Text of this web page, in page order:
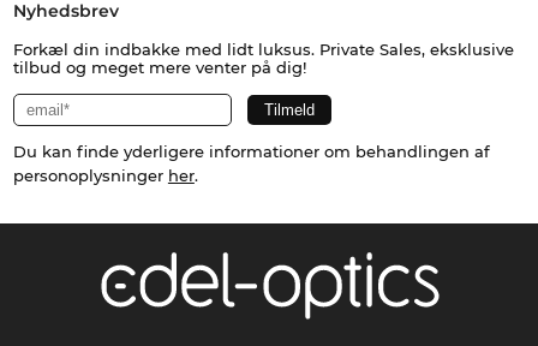
Nyhedsbrev
Forkæl din indbakke med lidt luksus. Private Sales, eksklusive
tilbud og meget mere venter på dig!
Du kan finde yderligere informationer om behandlingen af
personoplysninger her.